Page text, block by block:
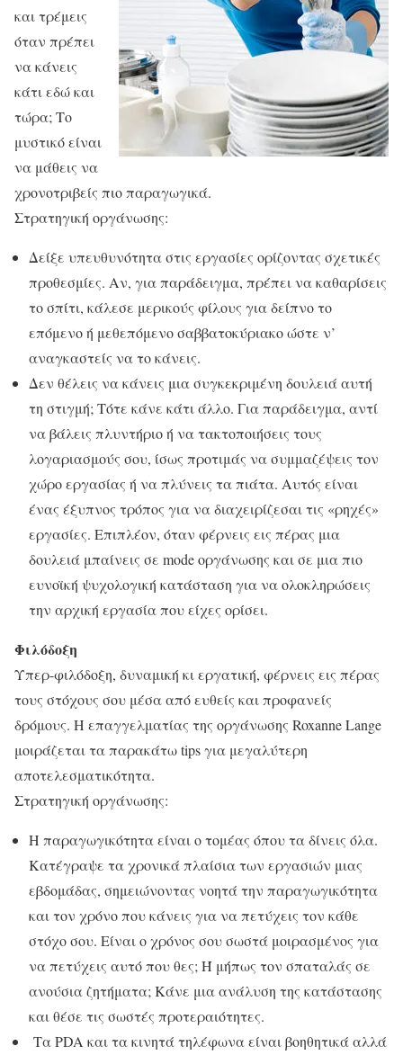
και τρέμεις
όταν πρέπει
να κάνεις
κάτι εδώ και
τώρα; Το
μυστικό είναι
να μάθεις να
χρονοτριβείς πιο παραγωγικά.
Στρατηγική οργάνωσης:
Δείξε υπευθυνότητα στις εργασίες ορίζοντας σχετικές
προθεσμίες. Αν, για παράδειγμα, πρέπει να καθαρίσεις
το σπίτι, κάλεσε μερικούς φίλους για δείπνο το
επόμενο ή μεθεπόμενο σαββατοκύριακο ώστε ν’
αναγκαστείς να το κάνεις.
Δεν θέλεις να κάνεις μια συγκεκριμένη δουλειά αυτή
τη στιγμή; Τότε κάνε κάτι άλλο. Για παράδειγμα, αντί
να βάλεις πλυντήριο ή να τακτοποιήσεις τους
λογαριασμούς σου, ίσως προτιμάς να συμμαζέψεις τον
χώρο εργασίας ή να πλύνεις τα πιάτα. Αυτός είναι
ένας έξυπνος τρόπος για να διαχειρίζεσαι τις «ρηχές»
εργασίες. Επιπλέον, όταν φέρνεις εις πέρας μια
δουλειά μπαίνεις σε mode οργάνωσης και σε μια πιο
ευνοϊκή ψυχολογική κατάσταση για να ολοκληρώσεις
την αρχική εργασία που είχες ορίσει.
Φιλόδοξη
Υπερ-φιλόδοξη, δυναμική κι εργατική, φέρνεις εις πέρας
τους στόχους σου μέσα από ευθείς και προφανείς
δρόμους. Η επαγγελματίας της οργάνωσης Roxanne Lange
μοιράζεται τα παρακάτω tips για μεγαλύτερη
αποτελεσματικότητα.
Στρατηγική οργάνωσης:
Η παραγωγικότητα είναι ο τομέας όπου τα δίνεις όλα.
Κατέγραψε τα χρονικά πλαίσια των εργασιών μιας
εβδομάδας, σημειώνοντας νοητά την παραγωγικότητα
και τον χρόνο που κάνεις για να πετύχεις τον κάθε
στόχο σου. Είναι ο χρόνος σου σωστά μοιρασμένος για
να πετύχεις αυτό που θες; Ή μήπως τον σπαταλάς σε
ανούσια ζητήματα; Κάνε μια ανάλυση της κατάστασης
και θέσε τις σωστές προτεραιότητες.
Τα PDA και τα κινητά τηλέφωνα είναι βοηθητικά αλλά